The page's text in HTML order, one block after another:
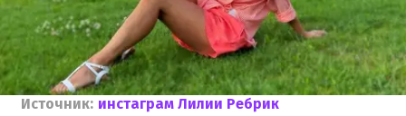
Источник: инстаграм Лилии Ребрик